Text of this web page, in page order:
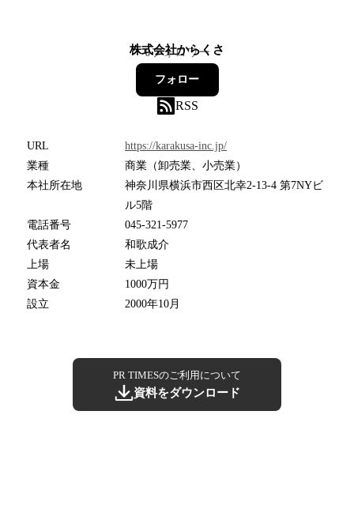
株式会社からくさ
0フォロワー
フォロー
RSS
URL
https://karakusa-inc.jp/
業種
商業（卸売業、小売業）
本社所在地
神奈川県横浜市西区北幸2-13-4 第7NYビ
ル5階
電話番号
045-321-5977
代表者名
和歌成介
上場
未上場
資本金
1000万円
設立
2000年10月
PR TIMESのご利用について
資料をダウンロード